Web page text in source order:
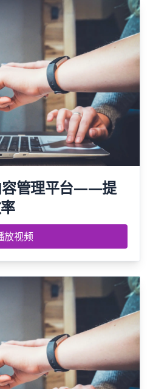
容管理平台——提
放视频